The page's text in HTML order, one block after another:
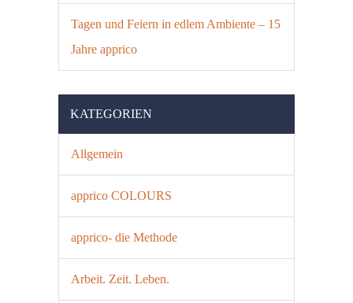
Tagen und Feiern in edlem Ambiente – 15
Jahre apprico
KATEGORIEN
Allgemein
apprico COLOURS
apprico- die Methode
Arbeit. Zeit. Leben.